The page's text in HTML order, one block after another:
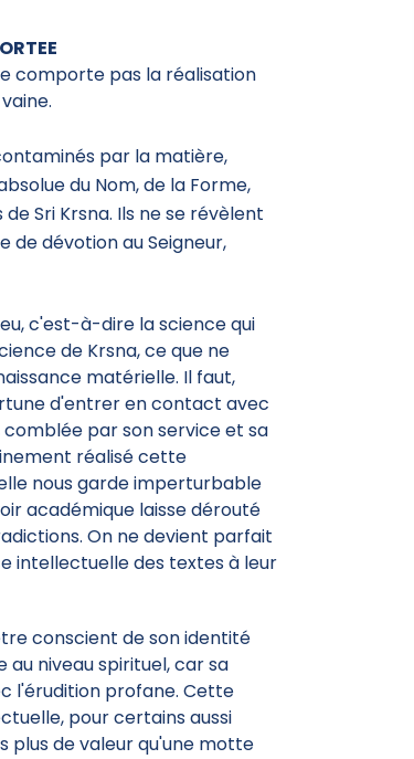
comporte pas la réalisation
par la matière,
du Nom, de la Forme,
Sri Krsna. Ils ne se révèlent
de dévotion au Seigneur,
c'est-à-dire la science qui
de Krsna, ce que ne
matérielle. Il faut,
d'entrer en contact avec
par son service et sa
réalisé cette
nous garde imperturbable
académique laisse dérouté
On ne devient parfait
intellectuelle des textes à leur
conscient de son identité
au niveau spirituel, car sa
l'érudition profane. Cette
pour certains aussi
plus de valeur qu'une motte